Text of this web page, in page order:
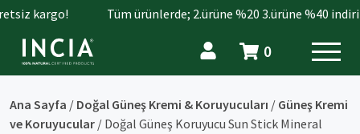
kargo! Tüm ürünlerde; 2.ürüne %20 3.ürüne %40
0
Ana Sayfa / Doğal Güneş Kremi & Koruyucuları / Güneş Kremi
ve Koruyucular / Doğal Güneş Koruyucu Sun Stick Mineral